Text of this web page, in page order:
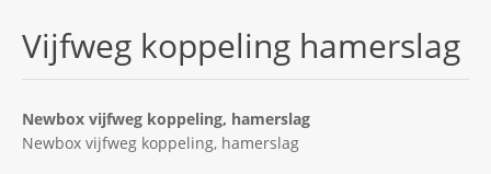
Vijfweg koppeling hamerslag
Newbox vijfweg koppeling, hamerslag
Newbox vijfweg koppeling, hamerslag